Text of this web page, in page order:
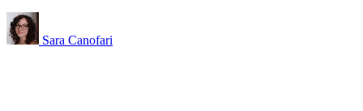
Sara Canofari